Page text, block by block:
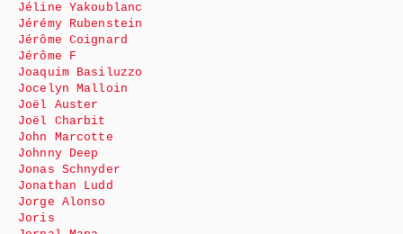
Jéline Yakoublanc
Jérémy Rubenstein
Jérôme Coignard
Jérôme F
Joaquim Basiluzzo
Jocelyn Malloin
Joël Auster
Joël Charbit
John Marcotte
Johnny Deep
Jonas Schnyder
Jonathan Ludd
Jorge Alonso
Joris